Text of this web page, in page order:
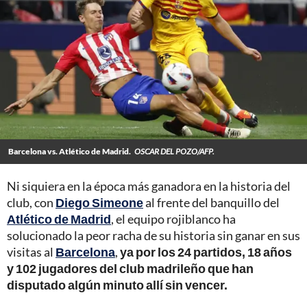
Barcelona vs. Atlético de Madrid. OSCAR DEL POZO/AFP.
Ni siquiera en la época más ganadora en la historia del
club, con Diego Simeoneal frente del banquillo del
Atlético de Madrid, el equipo rojiblanco ha
solucionado la peor racha de su historia sin ganar en sus
visitas al Barcelona,ya por los 24 partidos, 18 años
y 102 jugadores del club madrileño que han
disputado algún minuto allí sin vencer.